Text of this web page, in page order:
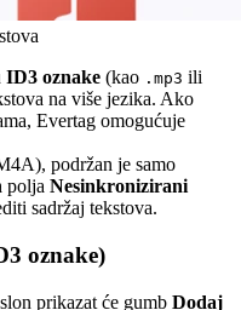
ID3 oznake (kao .mp3 ili
na više jezika. Ako
Evertag omogućuje
podržan je samo
polja Nesinkronizirani
sadržaj tekstova.
oznake)
prikazat će gumb Dodaj